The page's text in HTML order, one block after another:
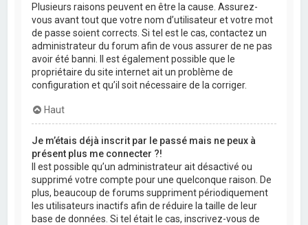
Plusieurs raisons peuvent en être la cause. Assurez-
vous avant tout que votre nom d’utilisateur et votre mot
de passe soient corrects. Si tel est le cas, contactez un
administrateur du forum afin de vous assurer de ne pas
avoir été banni. Il est également possible que le
propriétaire du site internet ait un problème de
configuration et qu’il soit nécessaire de la corriger.
Haut
Je m’étais déjà inscrit par le passé mais ne peux à
présent plus me connecter ?!
Il est possible qu’un administrateur ait désactivé ou
supprimé votre compte pour une quelconque raison. De
plus, beaucoup de forums suppriment périodiquement
les utilisateurs inactifs afin de réduire la taille de leur
base de données. Si tel était le cas, inscrivez-vous de